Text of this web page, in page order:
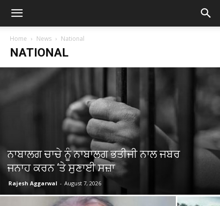
Home News National
NATIONAL
ਨਾਬਾਲਗ ਚਾਚੇ ਨੂੰ ਨਾਬਾਲਗ ਭਤੀਜੀ ਨਾਲ ਜਬਰ
ਜਨਾਹ ਕਰਨ ‘ਤੇ ਸੁਣਾਈ ਸਜ਼ਾ
Rajesh Aggarwal - August 7, 2026